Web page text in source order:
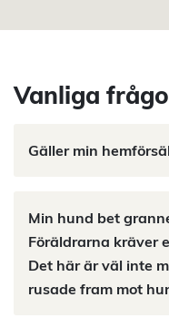
Vanliga
Gäller min
Min hund bet
Föräldrarna kräver
Det här är väl inte
rusade fram mot